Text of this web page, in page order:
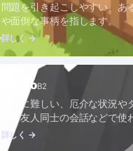
問題を引き起こしやすい、あ
や面倒な事柄を指します。
詳しく →
jodidoB2
非常に難しい、厄介な状況
す。友人同士の会話などで使
詳しく →